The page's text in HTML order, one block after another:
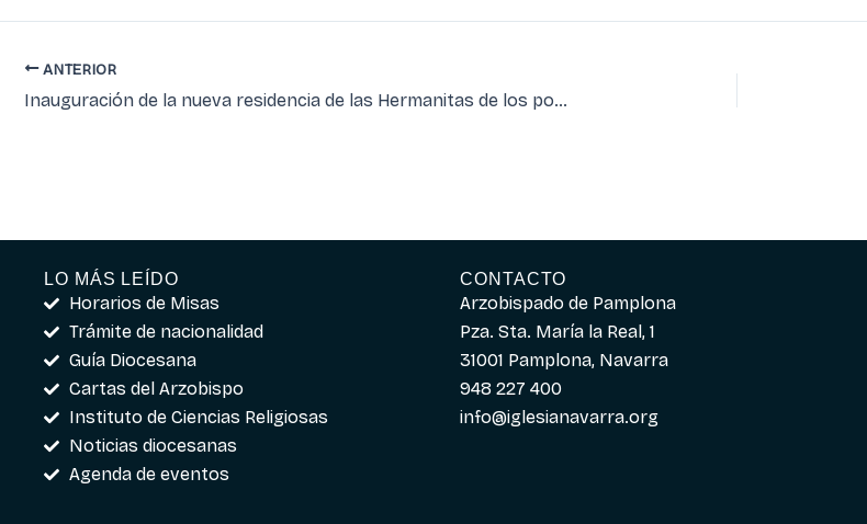
ANTERIOR
Inauguración de la nueva residencia de las Hermanitas de los pobres
LO MÁS LEÍDO
Horarios de Misas
Trámite de nacionalidad
Guía Diocesana
Cartas del Arzobispo
Instituto de Ciencias Religiosas
Noticias diocesanas
Agenda de eventos
CONTACTO
Arzobispado de Pamplona
Pza. Sta. María la Real, 1
31001 Pamplona, Navarra
948 227 400
info@iglesianavarra.org